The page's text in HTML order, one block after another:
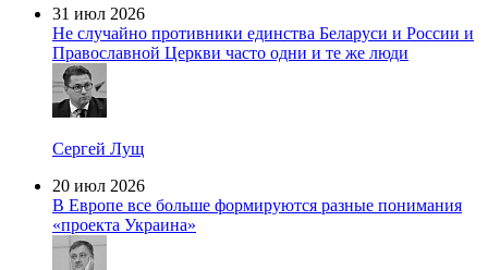
31 июл 2026
Не случайно противники единства Беларуси и России и
Православной Церкви часто одни и те же люди
Сергей Лущ
20 июл 2026
В Европе все больше формируются разные понимания
«проекта Украина»